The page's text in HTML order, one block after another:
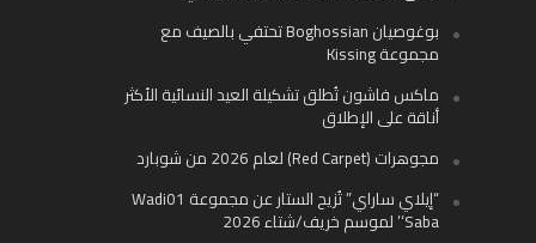
بوغوصيان Boghossian تحتفي بالصيف مع
مجموعة Kissing
ماكس فاشون تُطلق تشكيلة العيد النسائية الأكثر
أناقة على الإطلاق
مجوهرات (Red Carpet) لعام 2026 من شوبارد
“إيلاي ساراي” تُزيح الستار عن مجموعة Wadi01
‘Saba’ لموسم خريف/شتاء 2026